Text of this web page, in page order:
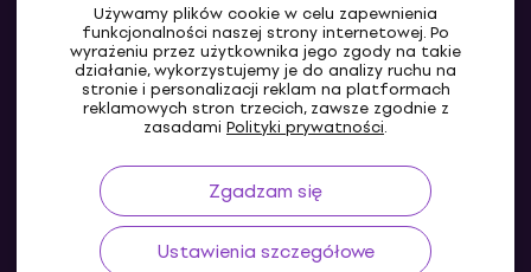
Używamy plików cookie w celu zapewnienia
funkcjonalności naszej strony internetowej. Po
wyrażeniu przez użytkownika jego zgody na takie
działanie, wykorzystujemy je do analizy ruchu na
stronie i personalizacji reklam na platformach
reklamowych stron trzecich, zawsze zgodnie z
zasadami Polityki prywatności.
Zgadzam się
Ustawienia szczegółowe
PL